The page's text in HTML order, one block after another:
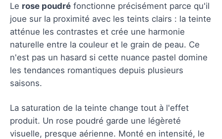
Le rose poudré fonctionne précisément parce qu'il
joue sur la proximité avec les teints clairs : la teinte
atténue les contrastes et crée une harmonie
naturelle entre la couleur et le grain de peau. Ce
n'est pas un hasard si cette nuance pastel domine
les tendances romantiques depuis plusieurs
saisons.
La saturation de la teinte change tout à l'effet
produit. Un rose poudré garde une légèreté
visuelle, presque aérienne. Monté en intensité, le